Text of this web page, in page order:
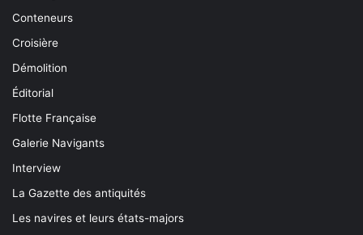
Conteneurs
Croisière
Démolition
Éditorial
Flotte Française
Galerie Navigants
Interview
La Gazette des antiquités
Les navires et leurs états-majors